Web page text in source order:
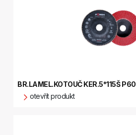
BR.LAMEL.KOTOUČ KER.5*115Š P60
otevřít produkt